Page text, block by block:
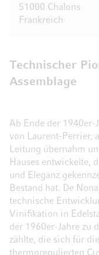
51000 Chalons
Frankreich
Technischer
Assemblage
Ab Ende der 1940er-
von Laurent-Perrier,
Leitung übernahm
Hauses entwickelte,
und Eleganz
Bestand hat. De
technische
Vinifikation in
der 1960er-Jahre zu
zählte, die sich für